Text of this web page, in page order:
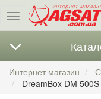
Меню
Интернет магазин
DreamBox DM 500S